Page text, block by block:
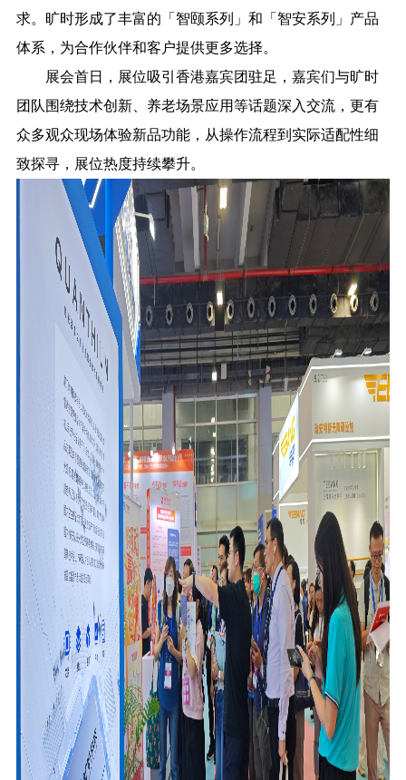
求。旷时形成了丰富的「智颐系列」和「智安系列」产品
体系，为合作伙伴和客户提供更多选择。
展会首日，展位吸引香港嘉宾团驻足，嘉宾们与旷时
团队围绕技术创新、养老场景应用等话题深入交流，更有
众多观众现场体验新品功能，从操作流程到实际适配性细
致探寻，展位热度持续攀升。